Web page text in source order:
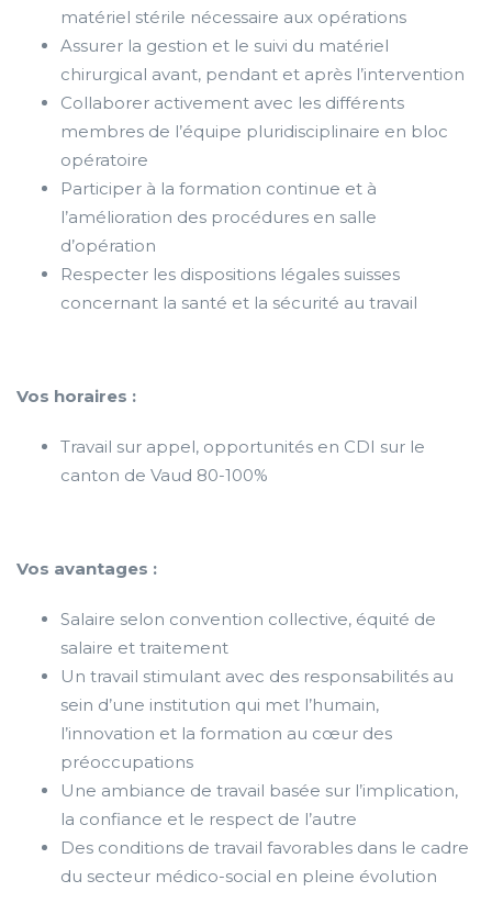
matériel stérile nécessaire aux opérations
Assurer la gestion et le suivi du matériel
chirurgical avant, pendant et après l’intervention
Collaborer activement avec les différents
membres de l’équipe pluridisciplinaire en bloc
opératoire
Participer à la formation continue et à
l’amélioration des procédures en salle
d’opération
Respecter les dispositions légales suisses
concernant la santé et la sécurité au travail
Vos horaires :
Travail sur appel, opportunités en CDI sur le
canton de Vaud 80-100%
Vos avantages :
Salaire selon convention collective, équité de
salaire et traitement
Un travail stimulant avec des responsabilités au
sein d’une institution qui met l’humain,
l’innovation et la formation au cœur des
préoccupations
Une ambiance de travail basée sur l’implication,
la confiance et le respect de l’autre
Des conditions de travail favorables dans le cadre
du secteur médico-social en pleine évolution